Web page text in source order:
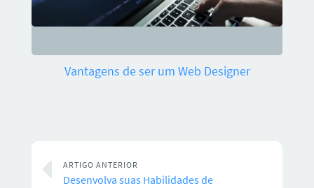
Vantagens de ser um Web Designer
ARTIGO ANTERIOR
Desenvolva suas Habilidades de